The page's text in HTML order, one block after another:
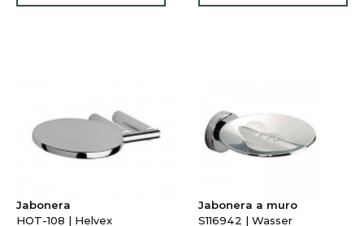
Jabonera
HOT-108 | Helvex
Jabonera a muro
S116942 | Wasser